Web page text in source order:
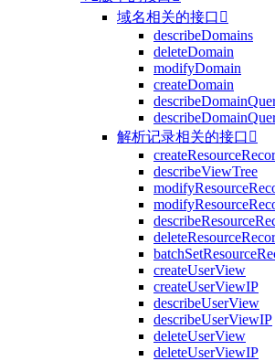
域名相关的接口 
describeDomains
deleteDomain
modifyDomain
createDomain
解析记录相关的接口 
describeViewTree
createUserView
createUserViewIP
describeUserView
describeUserViewIP
deleteUserView
deleteUserViewIP